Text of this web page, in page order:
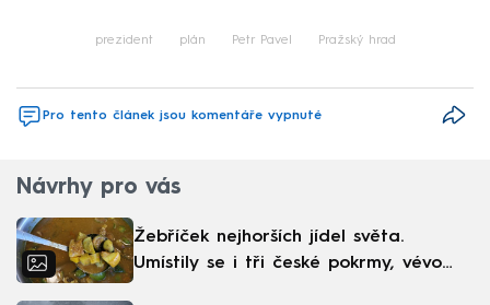
prezident plán Petr Pavel Pražský hrad
Pro tento článek jsou komentáře vypnuté
Návrhy pro vás
Žebříček nejhorších jídel světa.
Umístily se i tři české pokrmy, vévodí